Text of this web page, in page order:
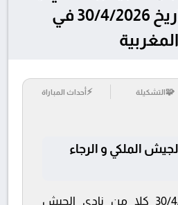
الرجاء الرياضي بتاريخ 30/4/2026 في
🧩التشكيلة ⚡أحداث المباراة
الملكي و الرجاء
يلتقى اليوم 30/4/2026 كلا من نادى الجيش